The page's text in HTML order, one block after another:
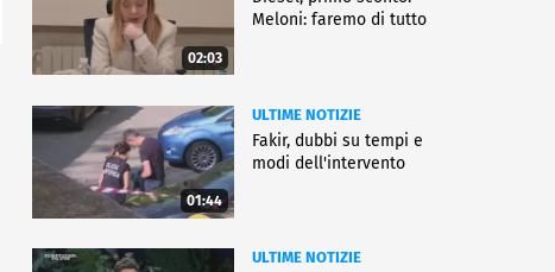
02:03
Meloni: faremo di tutto
01:44
ULTIME NOTIZIE
Fakir, dubbi su tempi e
modi dell'intervento
ULTIME NOTIZIE